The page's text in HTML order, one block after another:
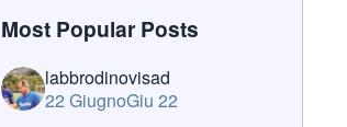
Most Popular Posts
labbrodinovisad
22 GiugnoGiu 22